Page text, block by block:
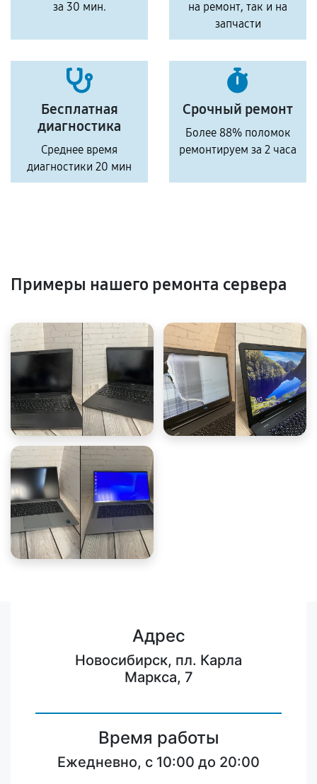
за 30 мин.
на ремонт, так и на
запчасти
Бесплатная
диагностика
Среднее время
диагностики 20 мин
Срочный ремонт
Более 88% поломок
ремонтируем за 2 часа
Примеры нашего ремонта сервера
Адрес
Новосибирск, пл. Карла
Маркса, 7
Время работы
Ежедневно, с 10:00 до 20:00